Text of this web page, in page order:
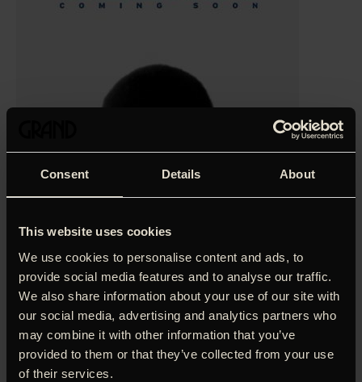
Consent Details About
This website uses cookies
We use cookies to personalise content and ads, to
provide social media features and to analyse our traffic.
We also share information about your use of our site with
our social media, advertising and analytics partners who
may combine it with other information that you’ve
provided to them or that they’ve collected from your use
of their services.
‘Nuanceret og gavmild filmfortælling om Martin Luther
Kings kamp… både stærk og rørende.’
Jacob Wendt Jensen